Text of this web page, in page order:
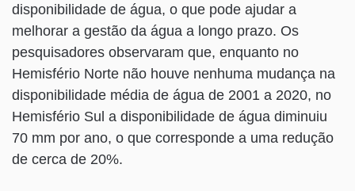
disponibilidade de água, o que pode ajudar a
melhorar a gestão da água a longo prazo. Os
pesquisadores observaram que, enquanto no
Hemisfério Norte não houve nenhuma mudança na
disponibilidade média de água de 2001 a 2020, no
Hemisfério Sul a disponibilidade de água diminuiu
70 mm por ano, o que corresponde a uma redução
de cerca de 20%.